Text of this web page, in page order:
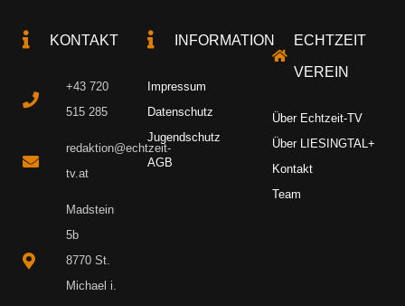
KONTAKT
+43 720
515 285
redaktion@echtzeit-
tv.at
Madstein
5b
8770 St.
Michael i.
INFORMATION
Impressum
Datenschutz
Jugendschutz
AGB
ECHTZEIT
VEREIN
Über Echtzeit-TV
Über LIESINGTAL+
Kontakt
Team